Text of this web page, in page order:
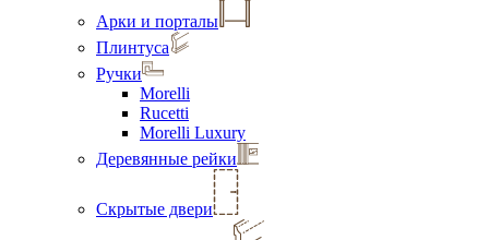
Арки и порталы
Плинтуса
Ручки
Morelli
Rucetti
Morelli Luxury
Деревянные рейки
Скрытые двери